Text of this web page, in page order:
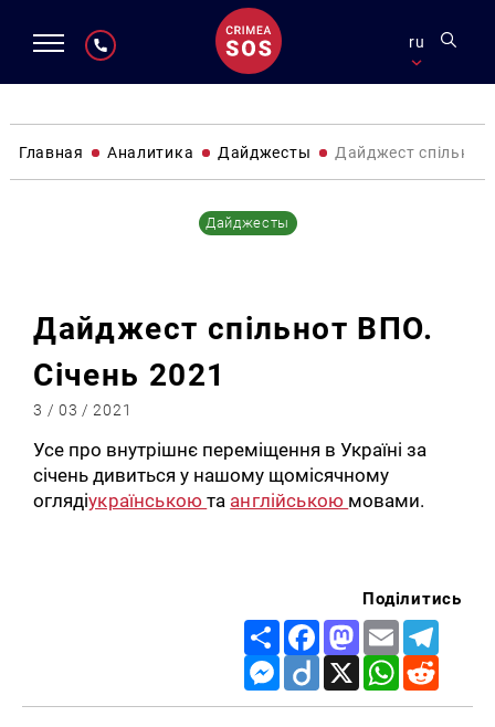
ru
Главная Аналитика Дайджесты Дайджест
Дайджесты
Дайджест спільнот ВПО.
Січень 2021
3 / 03 / 2021
Усе про внутрішнє переміщення в Україні за
січень дивиться у нашому щомісячному
оглядіукраїнськоюта англійською мовами.
Поділитись
Share FacebookMastodon
Email
Messenger
Diigo X WhatsApp